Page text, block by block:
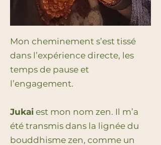
Mon cheminement s’est tissé
dans l’expérience directe, les
temps de pause et
l’engagement.
Jukai est mon nom zen. Il m’a
été transmis dans la lignée du
bouddhisme zen, comme un